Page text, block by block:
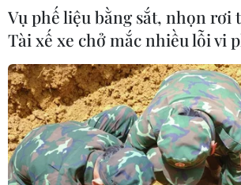
Vụ phế liệu bằng sắt, nhọn rơi
Tài xế xe chở mắc nhiều lỗi vi